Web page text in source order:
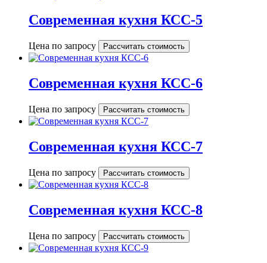
Современная кухня КСС-5
Цена по запросу Рассчитать стоимость
Современная кухня КСС-6
Цена по запросу Рассчитать стоимость
Современная кухня КСС-7
Цена по запросу Рассчитать стоимость
Современная кухня КСС-8
Цена по запросу Рассчитать стоимость